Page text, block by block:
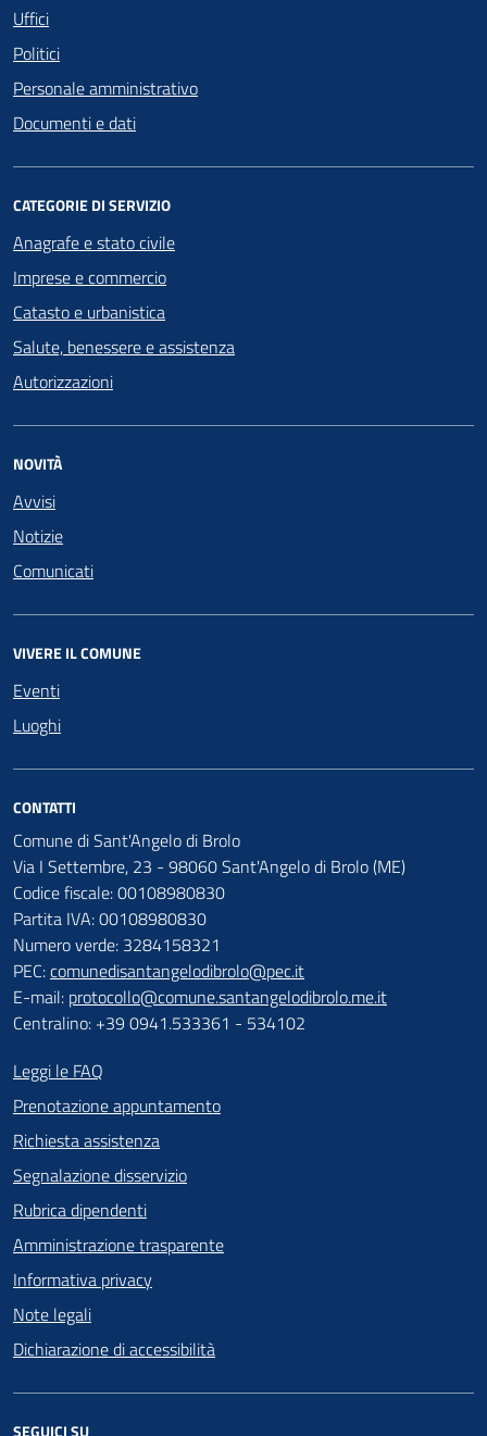
Uffici
Politici
Personale amministrativo
Documenti e dati
CATEGORIE DI SERVIZIO
Anagrafe e stato civile
Imprese e commercio
Catasto e urbanistica
Salute, benessere e assistenza
Autorizzazioni
NOVITÀ
Avvisi
Notizie
Comunicati
VIVERE IL COMUNE
Eventi
Luoghi
CONTATTI
Comune di Sant'Angelo di Brolo
Via I Settembre, 23 - 98060 Sant'Angelo di Brolo (ME)
Codice fiscale: 00108980830
Partita IVA: 00108980830
Numero verde: 3284158321
PEC:comunedisantangelodibrolo@pec.it
E-mail: protocollo@comune.santangelodibrolo.me.it
Centralino: +39 0941.533361 - 534102
Leggi le FAQ
Prenotazione appuntamento
Richiesta assistenza
Segnalazione disservizio
Rubrica dipendenti
Amministrazione trasparente
Informativa privacy
Note legali
Dichiarazione di accessibilità
SEGUICI SU